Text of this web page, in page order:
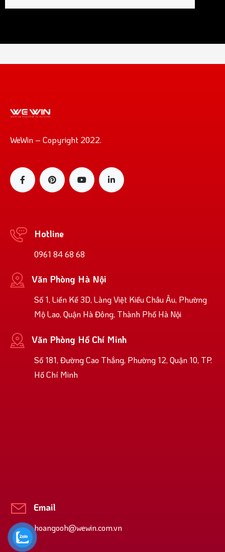
WeWin – Copyright 2022.
Hotline
0961 84 68 68
Văn Phòng Hà Nội
Số 1, Liền Kề 3D, Làng Việt Kiều Châu Âu, Phường
Mộ Lao, Quận Hà Đông, Thành Phố Hà Nội
Văn Phòng Hồ Chí Minh
Số 181, Đường Cao Thắng, Phường 12, Quận 10, TP.
Hồ Chí Minh
Email
hoangooh@wewin.com.vn